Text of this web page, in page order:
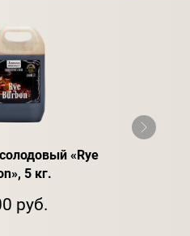
«Rye
5 кг.
руб.